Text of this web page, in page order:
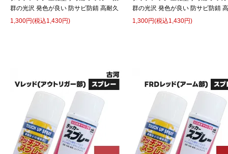
群の光沢 発色が良い 防サビ防錆 高耐久
1,300円(税込1,430円)
群の光沢 発色が良い 防サビ防錆
1,300円(税込1,430円)